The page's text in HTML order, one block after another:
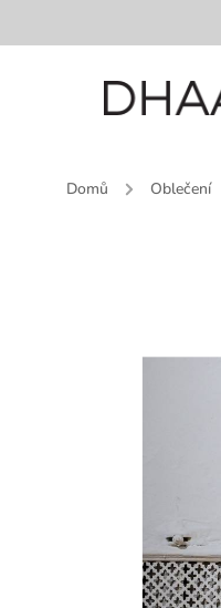
Domů / Oblečení